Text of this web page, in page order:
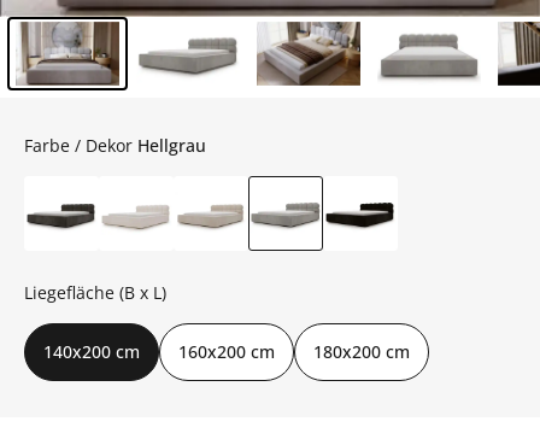
Farbe / Dekor Hellgrau
Liegefläche (B x L)
140x200 cm 160x200 cm 180x200 cm